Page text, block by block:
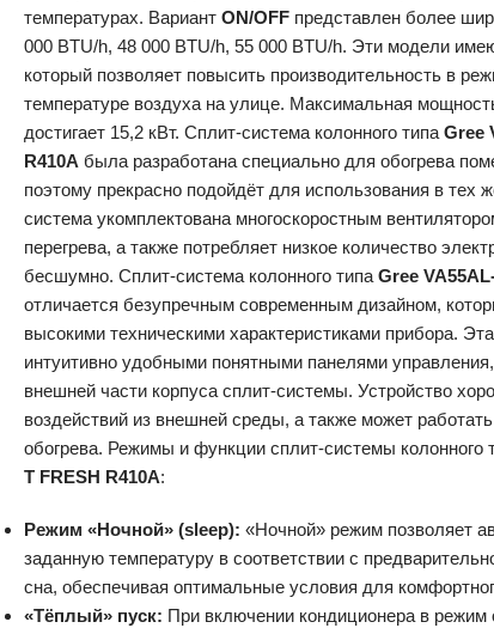
температурах. Вариант ON/OFF представлен более
000 BTU/h, 48 000 BTU/h, 55 000 BTU/h. Эти модели
который позволяет повысить производительность в
температуре воздуха на улице. Максимальная
достигает 15,2 кВт. Cплит-система колонного типа Gree
R410A была разработана специально для обогрева
поэтому прекрасно подойдёт для использования в тех
система укомплектована многоскоростным
перегрева, а также потребляет низкое количество
бесшумно. Cплит-система колонного типа Gree
отличается безупречным современным дизайном,
высокими техническими характеристиками прибора.
интуитивно удобными понятными панелями
внешней части корпуса сплит-системы. Устройство
воздействий из внешней среды, а также может
обогрева. Режимы и функции сплит-системы колонного
T FRESH R410A:
Режим «Ночной» (sleep): «Ночной» режим позволяет
заданную температуру в соответствии с
сна, обеспечивая оптимальные условия для
«Тёплый» пуск: При включении кондиционера в режим